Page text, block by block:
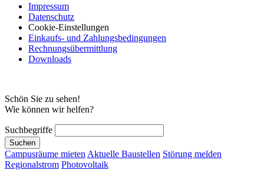
Impressum
Datenschutz
Cookie-Einstellungen
Einkaufs- und Zahlungsbedingungen
Rechnungsübermittlung
Downloads
Schön Sie zu sehen!
Wie können wir helfen?
Suchbegriffe
Suchen
Campusräume mieten Aktuelle Baustellen Störung melden
Regionalstrom Photovoltaik